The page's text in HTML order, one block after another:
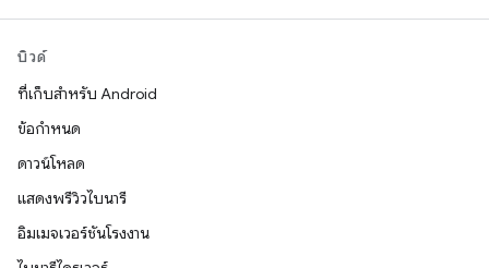
บิวด์
ที่เก็บสำหรับ Android
ข้อกำหนด
ดาวน์โหลด
แสดงพรีวิวไบนารี
อิมเมจเวอร์ชันโรงงาน